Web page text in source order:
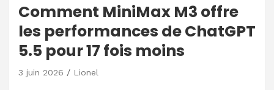
Comment MiniMax M3 offre
les performances de ChatGPT
5.5 pour 17 fois moins
3 juin 2026 Lionel